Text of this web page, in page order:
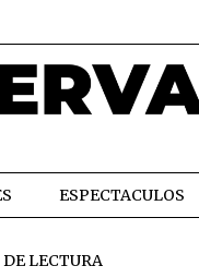
ESPECTACULOS
LECTURA